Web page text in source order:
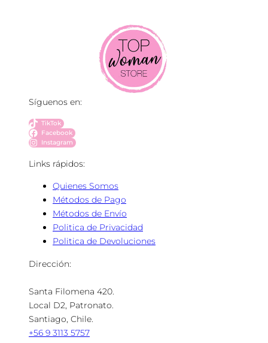
Síguenos en:
TikTok
Facebook
Instagram
Links rápidos:
Quienes Somos
Métodos de Pago
Métodos de Envío
Politica de Privacidad
Politica de Devoluciones
Dirección:
Santa Filomena 420.
Local D2, Patronato.
Santiago, Chile.
+56 9 3113 5757